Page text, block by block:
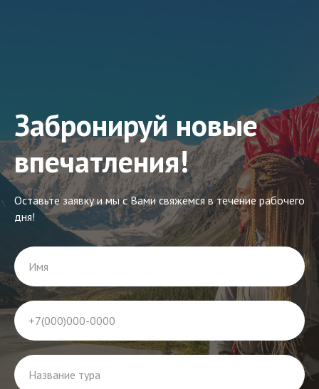
Забронируй новые
впечатления!
Оставьте заявку и мы с Вами свяжемся в течение рабочего
дня!
Имя
+7(000)000-0000
Название тура